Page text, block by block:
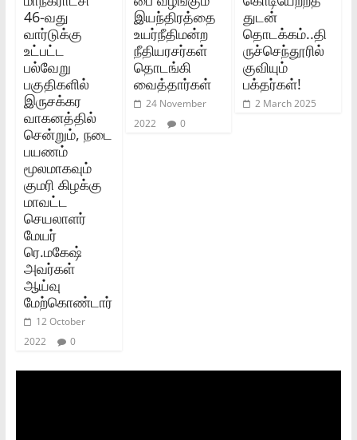
46-வது
வார்டுக்கு
உட்பட்ட
பல்வேறு
பகுதிகளில்
இருசக்கர
வாகனத்தில்
சென்றும், நடை
பயணம்
மூலமாகவும்
குமரி கிழக்கு
மாவட்ட
செயலாளர்
மேயர்
ரெ.மகேஷ்
அவர்கள்
ஆய்வு
மேற்கொண்டார்
12 October
2022
0
இயந்திரத்தை
உயர்நீதிமன்ற
நீதியரசர்கள்
தொடங்கி
வைத்தார்கள்
24 November
2022
0
துடன்
தொடக்கம்..தி
ருச்செந்தூரில்
குவியும்
பக்தர்கள்!
2 March 2025